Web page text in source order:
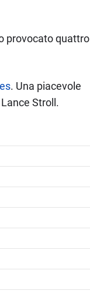
provocato quattro
. Una piacevole
Stroll.